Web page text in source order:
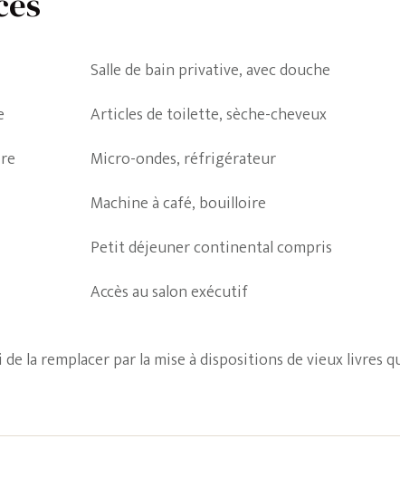
Salle de bain privative, avec douche
Articles de toilette, sèche-cheveux
Micro-ondes, réfrigérateur
Machine à café, bouilloire
Petit déjeuner continental compris
Accès au salon exécutif
la remplacer par la mise à dispositions de vieux livres